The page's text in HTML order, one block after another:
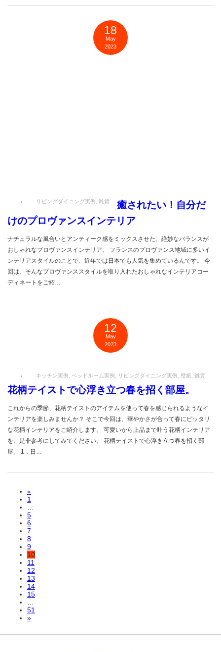
18
May
2023
リビングダイニング実例 雑貨
癒されたい！自分だ
けのプロヴァンスインテリア
ナチュラルな風合いとアンティーク感をミックスさせた、絶妙なバランスが
おしゃれなプロヴァンスインテリア。 フランスのプロヴァンス地域に多いイ
ンテリアスタイルのことで、近年では日本でも人気を集めているんです。 今
回は、そんなプロヴァンススタイルを取り入れたおしゃれなインテリアコー
ディネートをご紹…
12
May
2023
キッチン実例 ベッドルーム実例 リビングダイニング実例 壁紙 雑貨
花柄テイストで心浮き立つ春を招く部屋。
これからの季節、花柄テイストのアイテムを使って春を感じられるようなイ
ンテリアを楽しみませんか？ そこで今回は、華やかさが合って春にピッタリ
な花柄インテリアをご紹介します。 可愛いから上品まで叶う花柄インテリア
を、是非参考にしてみてください。 花柄テイストで心浮き立つ春を招く部
屋。 1．日…
«
1
5
6
7
8
9
10
11
12
13
14
15
51
»